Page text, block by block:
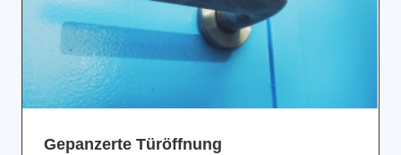
Gepanzerte Türöffnung